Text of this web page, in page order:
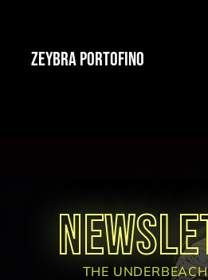
ZEYBRA PORTOFINO
THE